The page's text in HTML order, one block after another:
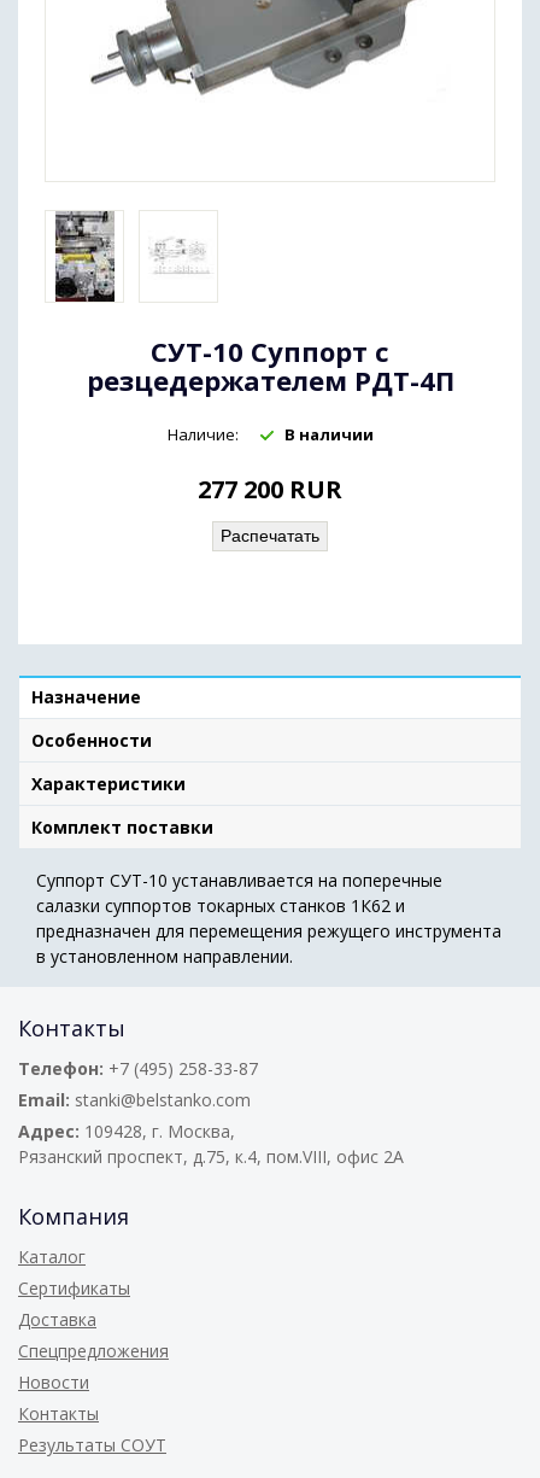
СУТ-10 Суппорт с
резцедержателем РДТ-4П
Наличие: В наличии
277 200 RUR
Распечатать
Назначение
Особенности
Характеристики
Комплект поставки
Суппорт СУТ-10 устанавливается на поперечные
салазки суппортов токарных станков 1К62 и
предназначен для перемещения режущего инструмента
в установленном направлении.
Контакты
Телефон: +7 (495) 258-33-87
Email: stanki@belstanko.com
Адрес: 109428, г. Москва,
Рязанский проспект, д.75, к.4, пом.VIII, офис 2А
Компания
Каталог
Сертификаты
Доставка
Спецпредложения
Новости
Контакты
Результаты СОУТ